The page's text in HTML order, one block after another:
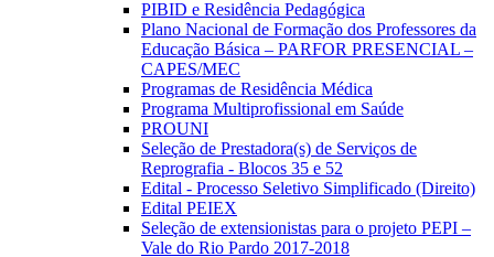
PIBID e Residência Pedagógica
Plano Nacional de Formação dos Professores da
Educação Básica – PARFOR PRESENCIAL –
CAPES/MEC
Programas de Residência Médica
Programa Multiprofissional em Saúde
PROUNI
Seleção de Prestadora(s) de Serviços de
Reprografia - Blocos 35 e 52
Edital - Processo Seletivo Simplificado (Direito)
Edital PEIEX
Seleção de extensionistas para o projeto PEPI –
Vale do Rio Pardo 2017-2018